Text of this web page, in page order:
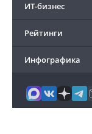
ИТ-бизнес
Рейтинги
Инфографика